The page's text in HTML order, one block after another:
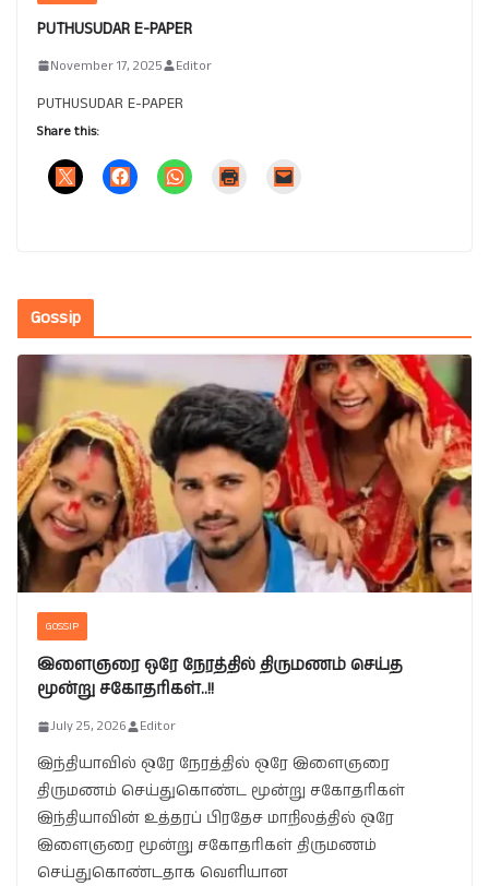
PUTHUSUDAR E-PAPER
November 17, 2025 Editor
PUTHUSUDAR E-PAPER
Share this:
Gossip
GOSSIP
இளைஞரை ஒரே நேரத்தில் திருமணம் செய்த
மூன்று சகோதரிகள்..!!
July 25, 2026 Editor
இந்தியாவில் ஒரே நேரத்தில் ஒரே இளைஞரை
திருமணம் செய்துகொண்ட மூன்று சகோதரிகள்
இந்தியாவின் உத்தரப் பிரதேச மாநிலத்தில் ஒரே
இளைஞரை மூன்று சகோதரிகள் திருமணம்
செய்துகொண்டதாக வெளியான